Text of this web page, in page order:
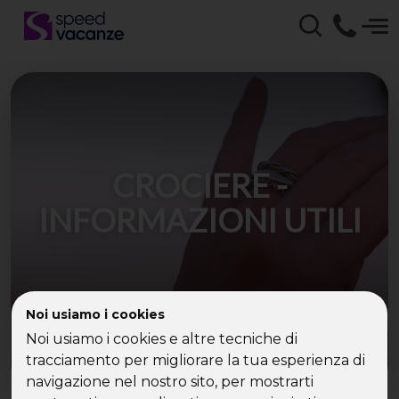
Noi usiamo i cookies
Noi usiamo i cookies e altre tecniche di
tracciamento per migliorare la tua esperienza di
navigazione nel nostro sito, per mostrarti
CROCIERE -
INFORMAZIONI UTILI